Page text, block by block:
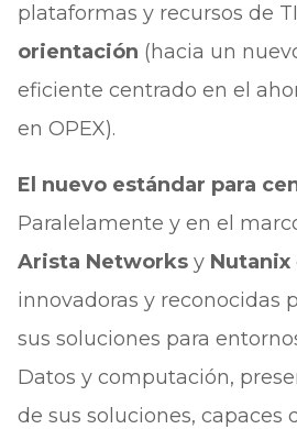
plataformas y recursos de
orientación (hacia un
eficiente centrado en el
en OPEX).
El nuevo estándar para
Paralelamente y en el
Arista Networks yNutanix
innovadoras y reconocidas
sus soluciones para
Datos y computación,
de sus soluciones, capaces